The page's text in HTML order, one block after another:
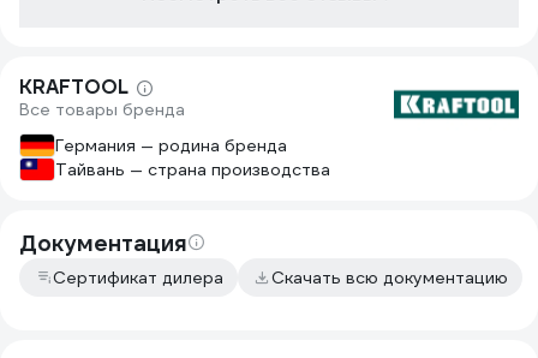
KRAFTOOL
Все товары бренда
Германия — родина бренда
Тайвань — страна производства
Документация
Сертификат дилера Скачать всю документацию